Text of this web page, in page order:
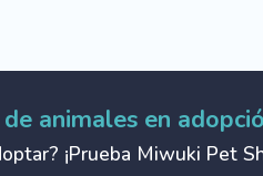
animales en
¡Prueba Miwuki Pet